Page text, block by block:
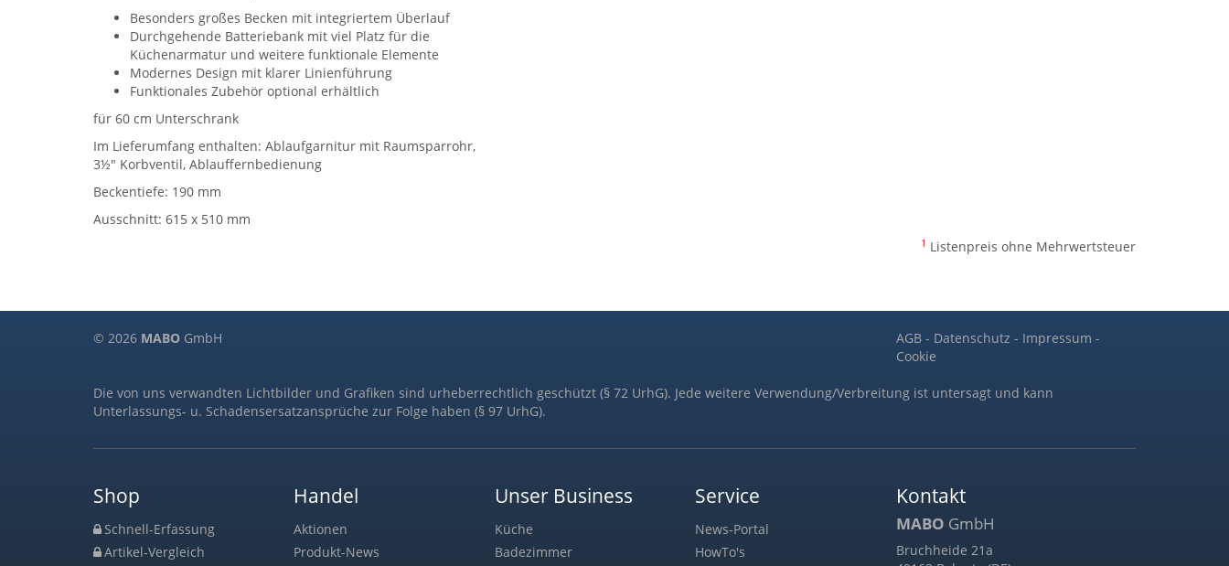
Besonders großes Becken mit integriertem Überlauf
Durchgehende Batteriebank mit viel Platz für die
Küchenarmatur und weitere funktionale Elemente
Modernes Design mit klarer Linienführung
Funktionales Zubehör optional erhältlich
für 60 cm Unterschrank
Im Lieferumfang enthalten: Ablaufgarnitur mit Raumsparrohr,
3½" Korbventil, Ablauffernbedienung
Beckentiefe: 190 mm
Ausschnitt: 615 x 510 mm
1 Listenpreis ohne Mehrwertsteuer
© 2026 MABO GmbH AGB- Datenschutz - Impressum -
Cookie
Die von uns verwandten Lichtbilder und Grafiken sind urheberrechtlich geschützt (§ 72 UrhG). Jede weitere Verwendung/Verbreitung ist untersagt und kann
Unterlassungs- u. Schadensersatzansprüche zur Folge haben (§ 97 UrhG).
Shop
Schnell-Erfassung
Artikel-Vergleich
Handel
Aktionen
Produkt-News
Unser Business
Küche
Badezimmer
Service
News-Portal
HowTo's
Kontakt
MABO GmbH
Bruchheide 21a